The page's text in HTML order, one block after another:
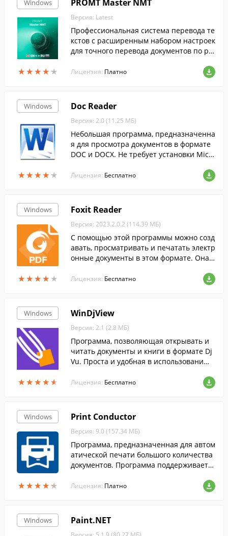
Windows
★★★★★
★★★★★
PROMT Master NMT
Версия: Latest
Профессиональная система перевода те
кстов с расширенным набором настроек
для точного перевода документов по ра
цузского, немецкого на русский язык и о
Лицензия: Платно
Windows
★★★★★
★★★★★
Doc Reader
Версия: 2.0 (11.25 МБ)
Небольшая программа, предназначенна
я для просмотра документов в формате
DOC и DOCX. Не требует установки Micr
Лицензия: Бесплатно
Windows
★★★★ ★
★★★★ ★
Foxit Reader
Версия: 2023.2.0.2 (114.39 МБ)
С помощью этой программы можно созд
авать, просматривать и печатать электр
онные документы в этом формате. Она т
прямиком в PDF файл....
Лицензия: Бесплатно
Windows
★★★★★
★★★★★
WinDjView
Версия: 2.1 (2.8 МБ)
Программа, позволяющая открывать и
читать документы и книги в формате Dj
Vu. Проста и удобная в использовани
Лицензия: Бесплатно
Windows
★★★★★
★★★★★
Print Conductor
Версия: 9.0 (157.34 МБ)
Программа, предназначенная для автом
атической печати большого количества
документов. Программа поддерживает 5
CX, XLS и XLSX, PPT и PPTX, и пр.
Лицензия: Платно
Windows Paint.NET